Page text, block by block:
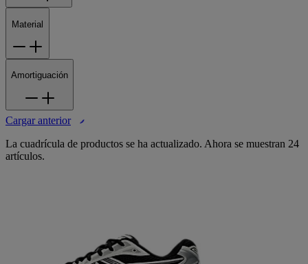
Material
Amortiguación
Cargar anterior
La cuadrícula de productos se ha actualizado. Ahora se muestran 24
artículos.